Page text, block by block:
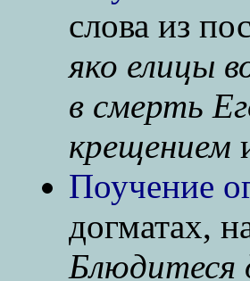
слова из
яко елицы
в смерть
крещением
Поучение
догматах,
Блюдитеся